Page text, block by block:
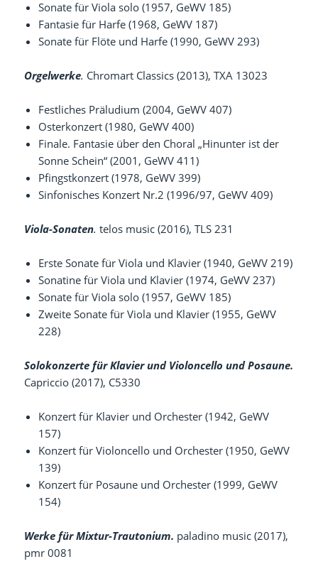
Sonate für Viola solo (1957, GeWV 185)
Fantasie für Harfe (1968, GeWV 187)
Sonate für Flöte und Harfe (1990, GeWV 293)
Orgelwerke. Chromart Classics (2013), TXA 13023
Festliches Präludium (2004, GeWV 407)
Osterkonzert (1980, GeWV 400)
Finale. Fantasie über den Choral „Hinunter ist der
Sonne Schein“ (2001, GeWV 411)
Pfingstkonzert (1978, GeWV 399)
Sinfonisches Konzert Nr.2 (1996/97, GeWV 409)
Viola-Sonaten.telos music (2016), TLS 231
Erste Sonate für Viola und Klavier (1940, GeWV 219)
Sonatine für Viola und Klavier (1974, GeWV 237)
Sonate für Viola solo (1957, GeWV 185)
Zweite Sonate für Viola und Klavier (1955, GeWV
228)
Solokonzerte für Klavier und Violoncello und Posaune.
Capriccio (2017), C5330
Konzert für Klavier und Orchester (1942, GeWV
157)
Konzert für Violoncello und Orchester (1950, GeWV
139)
Konzert für Posaune und Orchester (1999, GeWV
154)
Werke für Mixtur-Trautonium. paladino music (2017),
pmr 0081